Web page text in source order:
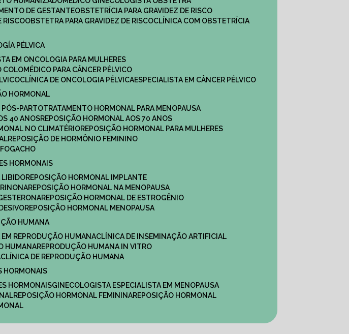
DE GESTANTE
OBSTETRÍCIA PARA GRAVIDEZ DE RISCO
RISCO OBSTETRA PARA GRAVIDEZ DE RISCO
CLÍNICA COM OBSTETRÍCIA
PÉLVICA
EM ONCOLOGIA PARA MULHERES
COLO
MÉDICO PARA CÂNCER PÉLVICO
CLÍNICA DE ONCOLOGIA PÉLVICA ESPECIALISTA EM CÂNCER PÉLVICO
HORMONAL
PÓS-PARTO
TRATAMENTO HORMONAL PARA MENOPAUSA
40 ANOS
REPOSIÇÃO HORMONAL AOS 70 ANOS
NO CLIMATÉRIO
REPOSIÇÃO HORMONAL PARA MULHERES
REPOSIÇÃO DE HORMÔNIO FEMININO
FOGACHO
HORMONAIS
LIBIDO
REPOSIÇÃO HORMONAL IMPLANTE
REPOSIÇÃO HORMONAL NA MENOPAUSA
REPOSIÇÃO HORMONAL DE ESTROGÊNIO
REPOSIÇÃO HORMONAL MENOPAUSA
HUMANA
EM REPRODUÇÃO HUMANA
CLÍNICA DE INSEMINAÇÃO ARTIFICIAL
HUMANA
REPRODUÇÃO HUMANA IN VITRO
CLÍNICA DE REPRODUÇÃO HUMANA
HORMONAIS
HORMONAIS
GINECOLOGISTA ESPECIALISTA EM MENOPAUSA
REPOSIÇÃO HORMONAL FEMININA
REPOSIÇÃO HORMONAL